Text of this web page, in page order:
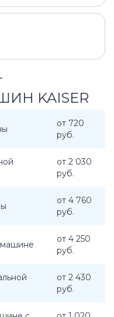
KAISER
от 720
руб.
от 2 030
руб.
от 4 760
руб.
машине
от 4 250
руб.
от 2 430
руб.